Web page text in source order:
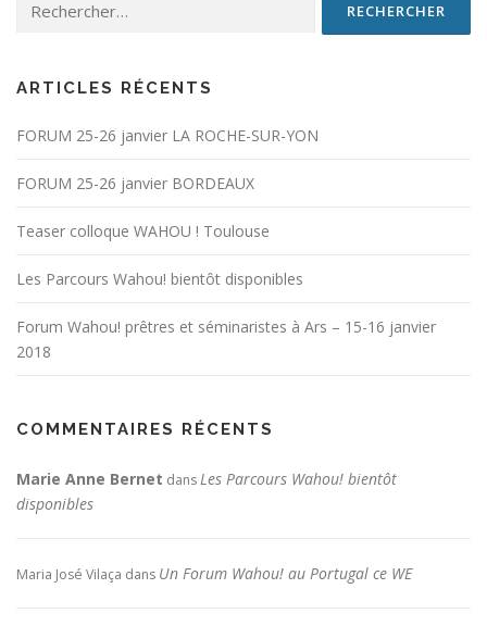
n
e
s
r
i
c
l
ARTICLES RÉCENTS
FORUM 25-26 janvier LA ROCHE-SUR-YON
FORUM 25-26 janvier BORDEAUX
Teaser colloque WAHOU ! Toulouse
Les Parcours Wahou! bientôt disponibles
Forum Wahou! prêtres et séminaristes à Ars – 15-16 janvier
2018
COMMENTAIRES RÉCENTS
Marie Anne Bernet dansLes Parcours Wahou! bientôt
disponibles
Maria José Vilaça dans Un Forum Wahou! au Portugal ce WE